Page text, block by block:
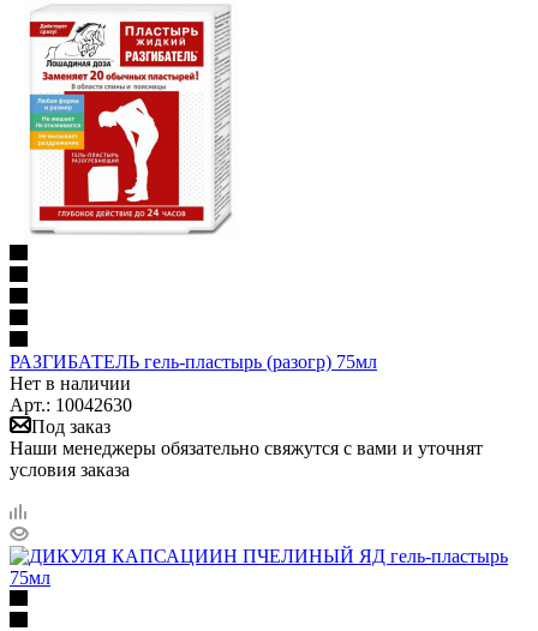
РАЗГИБАТЕЛЬ гель-пластырь (разогр) 75мл
Нет в наличии
Арт.: 10042630
Под заказ
Наши менеджеры обязательно свяжутся с вами и уточнят
условия заказа